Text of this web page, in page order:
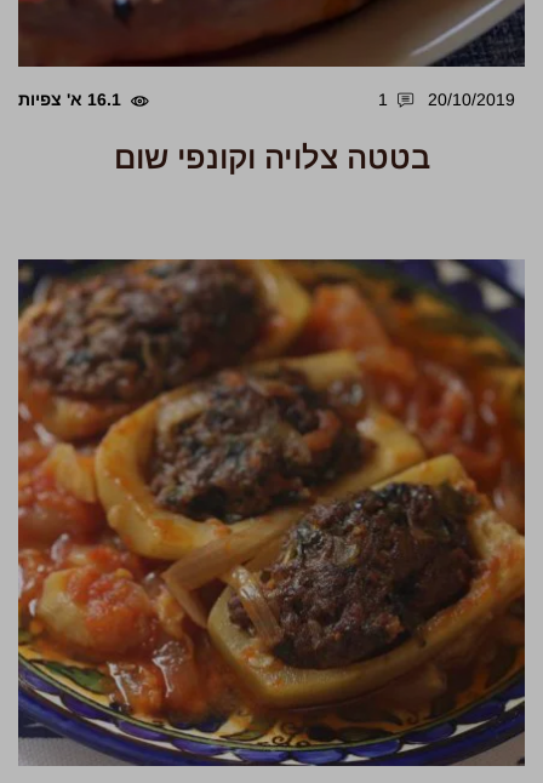
20/10/2019
1 16.1 א' צפיות
בטטה צלויה וקונפי שום